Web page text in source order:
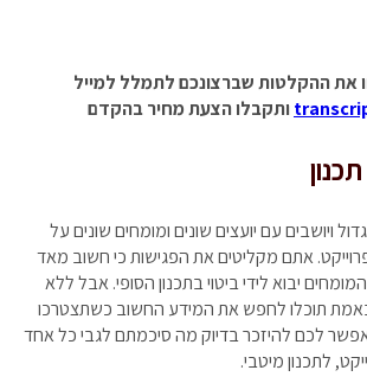
את ההקלטות שברצונכם לתמלל למייל
ותקבלו הצעת מחיר בהקדם
ויושבים עם יועצים שונים ומומחים שונים על
אתם מקליטים את הפגישות כי חשוב מאד
יבוא לידי ביטוי בתכנון הסופי. אבל ללא
תוכלו לחפש את המידע החשוב כשתצטרכו
לכם להיזכר בדיוק מה סיכמתם לגבי כל אחד
לתכנון מיטבי.